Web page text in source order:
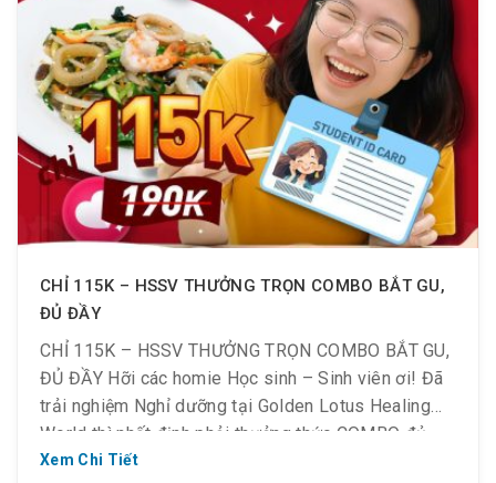
CHỈ 115K – HSSV THƯỞNG TRỌN COMBO BẮT GU,
ĐỦ ĐẦY
CHỈ 115K – HSSV THƯỞNG TRỌN COMBO BẮT GU,
ĐỦ ĐẦY Hỡi các homie Học sinh – Sinh viên ơi! Đã
trải nghiệm Nghỉ dưỡng tại Golden Lotus Healing
World thì nhất định phải thưởng thức COMBO đủ
đầy với giá siêu mềm tại nhà hàng nhé ~ Chỉ còn
Xem Chi Tiết